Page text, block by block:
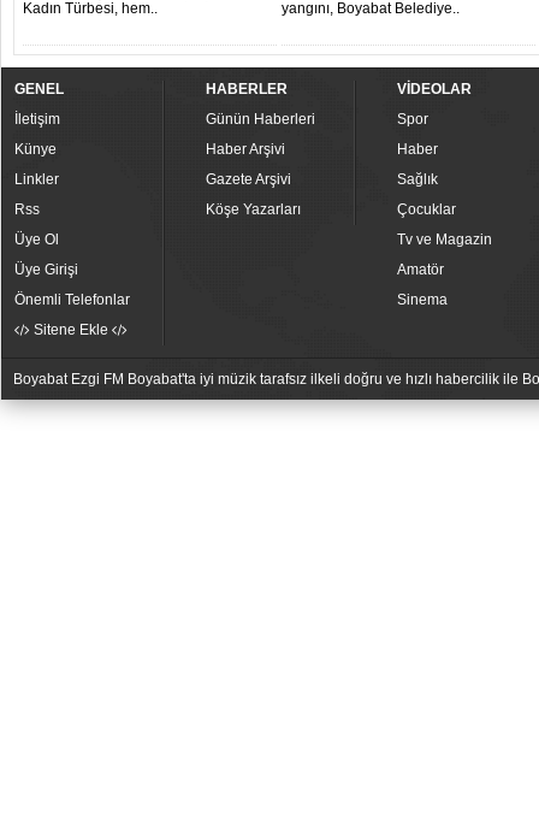
Kadın Türbesi, hem..
yangını, Boyabat Belediye..
GENEL
İletişim
Künye
Linkler
Rss
Üye Ol
Üye Girişi
Önemli Telefonlar
Sitene Ekle
HABERLER
Günün Haberleri
Haber Arşivi
Gazete Arşivi
Köşe Yazarları
VİDEOLAR
Spor
Haber
Sağlık
Çocuklar
Tv ve Magazin
Amatör
Sinema
Boyabat Ezgi FM Boyabat'ta iyi müzik tarafsız ilkeli doğru ve hızlı habercilik ile